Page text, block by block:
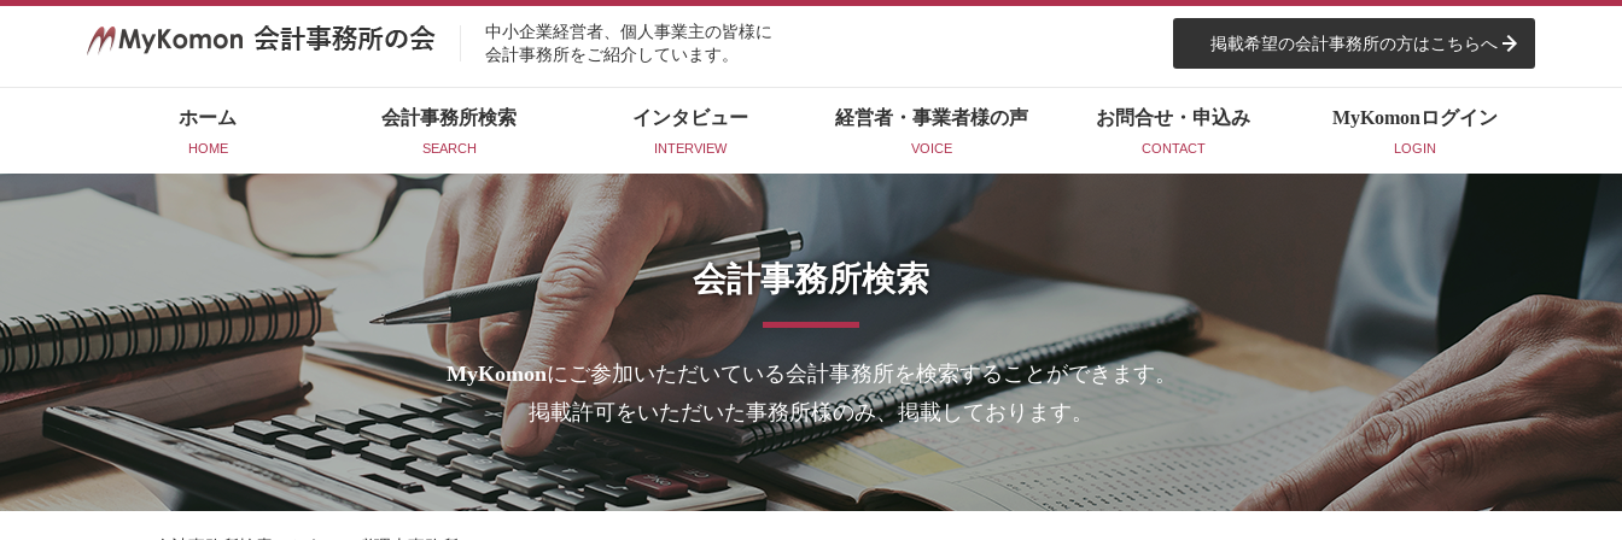
中小企業経営者、個人事業主の皆様に
会計事務所をご紹介しています。
掲載希望の会計事務所の方はこちらへ
ホーム
HOME
会計事務所検索
SEARCH
インタビュー
INTERVIEW
経営者・事業者様の声
VOICE
お問合せ・申込み
CONTACT
MyKomon ログイン
LOGIN
会計事務所検索
MyKomonにご参加いただいている会計事務所を検索することができます。
掲載許可をいただいた事務所様のみ、掲載しております。